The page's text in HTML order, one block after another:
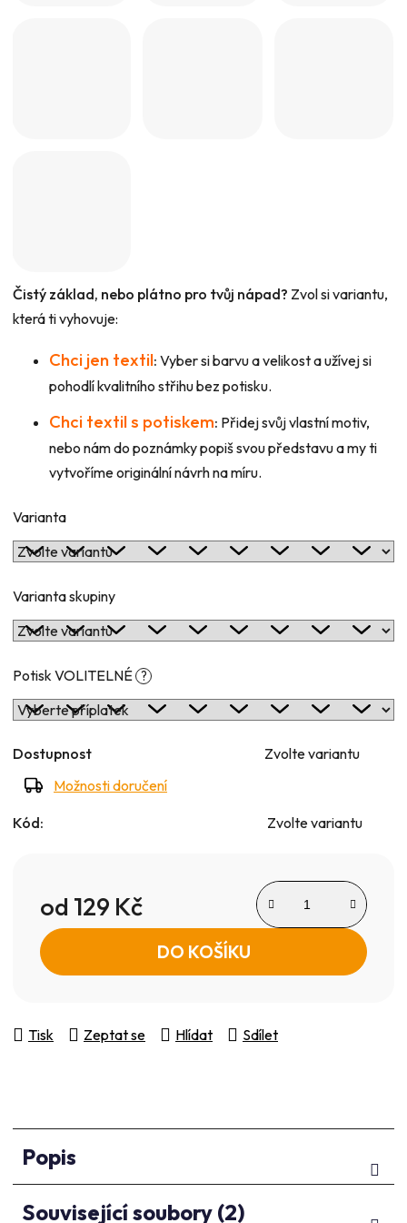
Čistý základ, nebo plátno pro tvůj nápad? Zvol si variantu,
která ti vyhovuje:
Chci jen textil: Vyber si barvu a velikost a užívej si
pohodlí kvalitního střihu bez potisku.
Chci textil s potiskem: Přidej svůj vlastní motiv,
nebo nám do poznámky popiš svou představu a my ti
vytvoříme originální návrh na míru.
Varianta
Varianta skupiny
Potisk VOLITELNÉ ?
Dostupnost
Zvolte variantu
Možnosti doručení
Kód: Zvolte variantu
od 129 Kč
Měrná cena:
DO KOŠÍKU
Tisk Zeptat se Hlídat Sdílet
Popis
Související soubory (2)